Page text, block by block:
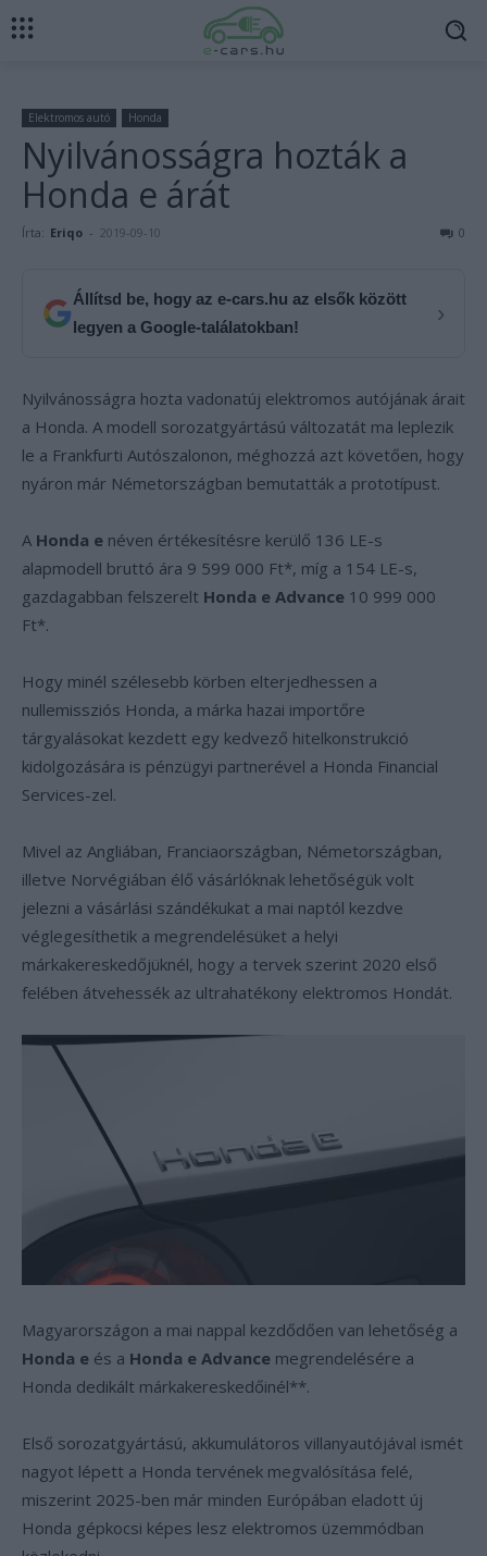
Elektromos autó Honda
Nyilvánosságra hozták a
Honda e árát
Írta: Eriqo - 2019-09-10 0
Állítsd be, hogy az e-cars.hu az elsők között
legyen a Google-találatokban!
›
Nyilvánosságra hozta vadonatúj elektromos autójának árait
a Honda. A modell sorozatgyártású változatát ma leplezik
le a Frankfurti Autószalonon, méghozzá azt követően, hogy
nyáron már Németországban bemutatták a prototípust.
A Honda e néven értékesítésre kerülő 136 LE-s
alapmodell bruttó ára 9 599 000 Ft*, míg a 154 LE-s,
gazdagabban felszerelt Honda e Advance 10 999 000
Ft*.
Hogy minél szélesebb körben elterjedhessen a
nullemissziós Honda, a márka hazai importőre
tárgyalásokat kezdett egy kedvező hitelkonstrukció
kidolgozására is pénzügyi partnerével a Honda Financial
Services-zel.
Mivel az Angliában, Franciaországban, Németországban,
illetve Norvégiában élő vásárlóknak lehetőségük volt
jelezni a vásárlási szándékukat a mai naptól kezdve
véglegesíthetik a megrendelésüket a helyi
márkakereskedőjüknél, hogy a tervek szerint 2020 első
felében átvehessék az ultrahatékony elektromos Hondát.
Magyarországon a mai nappal kezdődően van lehetőség a
Honda e és a Honda e Advance megrendelésére a
Honda dedikált márkakereskedőinél**.
Első sorozatgyártású, akkumulátoros villanyautójával ismét
nagyot lépett a Honda tervének megvalósítása felé,
miszerint 2025-ben már minden Európában eladott új
Honda gépkocsi képes lesz elektromos üzemmódban